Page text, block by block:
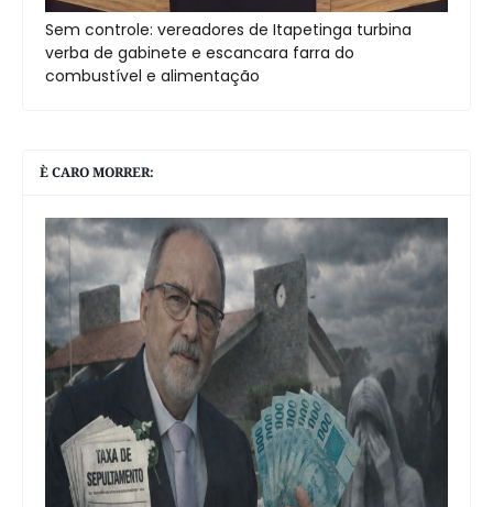
Sem controle: vereadores de Itapetinga turbina
verba de gabinete e escancara farra do
combustível e alimentação
È CARO MORRER: